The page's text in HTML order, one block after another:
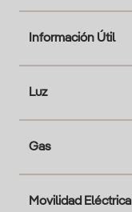
Información Útil
Luz
Gas
Movilidad Eléctrica